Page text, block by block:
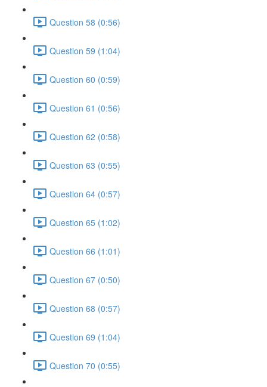
Question 58 (0:56)
Question 59 (1:04)
Question 60 (0:59)
Question 61 (0:56)
Question 62 (0:58)
Question 63 (0:55)
Question 64 (0:57)
Question 65 (1:02)
Question 66 (1:01)
Question 67 (0:50)
Question 68 (0:57)
Question 69 (1:04)
Question 70 (0:55)